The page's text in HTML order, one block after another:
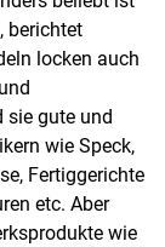
berichtet
locken auch
sie gute und
wie Speck,
Fertiggerichte
etc. Aber
wie